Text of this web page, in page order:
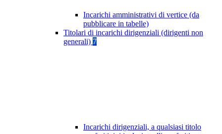
Incarichi amministrativi di vertice (da
pubblicare in tabelle)
Titolari di incarichi dirigenziali (dirigenti non
generali) 7
Incarichi dirigenziali, a qualsiasi titolo